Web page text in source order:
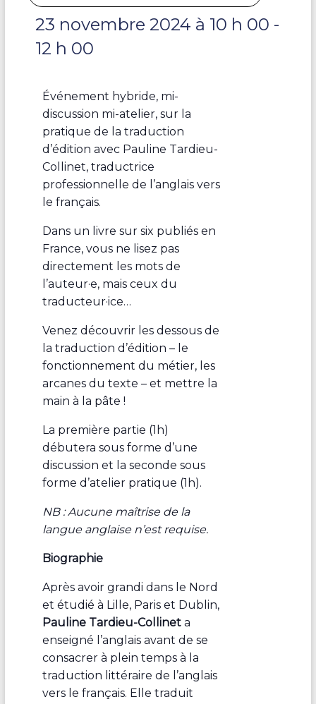
23 novembre 2024 à 10 h 00 -
12 h 00
Événement hybride, mi-
discussion mi-atelier, sur la
pratique de la traduction
d’édition avec Pauline Tardieu-
Collinet, traductrice
professionnelle de l’anglais vers
le français.
Dans un livre sur six publiés en
France, vous ne lisez pas
directement les mots de
l’auteur·e, mais ceux du
traducteur·ice…
Venez découvrir les dessous de
la traduction d’édition – le
fonctionnement du métier, les
arcanes du texte – et mettre la
main à la pâte !
La première partie (1h)
débutera sous forme d’une
discussion et la seconde sous
forme d’atelier pratique (1h).
NB : Aucune maîtrise de la
langue anglaise n’est requise.
Biographie
Après avoir grandi dans le Nord
et étudié à Lille, Paris et Dublin,
Pauline Tardieu-Collineta
enseigné l’anglais avant de se
consacrer à plein temps à la
traduction littéraire de l’anglais
vers le français. Elle traduit